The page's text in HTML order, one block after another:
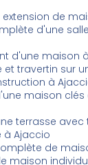
de
d'une
d'une maison
et travertin sur
à
maison clés
terrasse avec
à Ajaccio
de
maison